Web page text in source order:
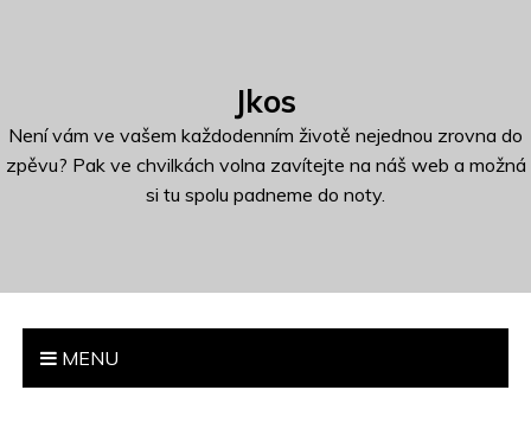
o
Jkos
Není vám ve vašem každodenním životě nejednou zrovna do
zpěvu? Pak ve chvilkách volna zavítejte na náš web a možná
si tu spolu padneme do noty.
MENU